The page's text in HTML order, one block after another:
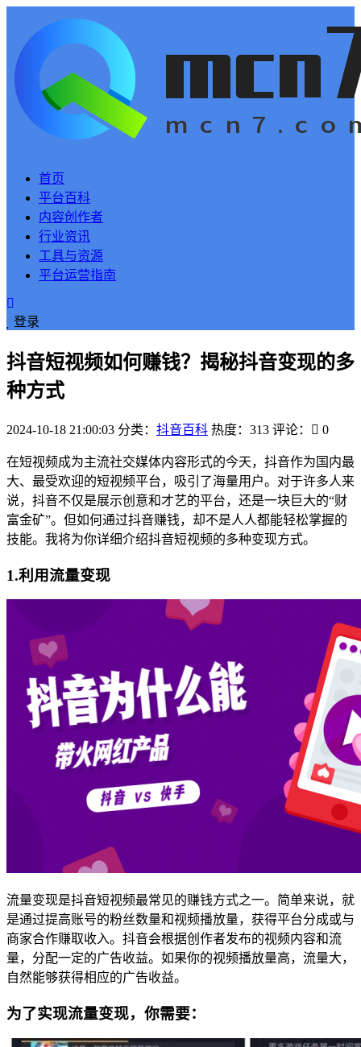
首页
平台百科
内容创作者
行业资讯
工具与资源
平台运营指南
登录
抖音短视频如何赚钱？揭秘抖音变现的多
种方式
2024-10-18 21:00:03 分类： 抖音百科 热度：313 评论： 0
在短视频成为主流社交媒体内容形式的今天，抖音作为国内最
大、最受欢迎的短视频平台，吸引了海量用户。对于许多人来
说，抖音不仅是展示创意和才艺的平台，还是一块巨大的“财
富金矿”。但如何通过抖音赚钱，却不是人人都能轻松掌握的
技能。我将为你详细介绍抖音短视频的多种变现方式。
1.利用流量变现
流量变现是抖音短视频最常见的赚钱方式之一。简单来说，就
是通过提高账号的粉丝数量和视频播放量，获得平台分成或与
商家合作赚取收入。抖音会根据创作者发布的视频内容和流
量，分配一定的广告收益。如果你的视频播放量高，流量大，
自然能够获得相应的广告收益。
为了实现流量变现，你需要：